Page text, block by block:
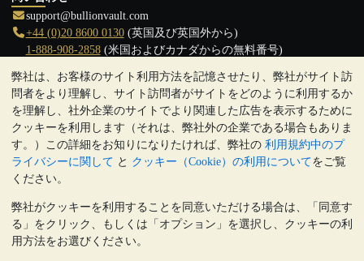
弊社は、お客様のサイト利用方法を記憶させたり、弊社がサイト訪
問者をより理解し、サイト訪問者がサイトをどのように利用するか
を理解し、社外企業のサイトでより関連した広告を表示するために
クッキーを利用します（それは、弊社外の企業である場合もありま
す。）この詳細をお知りになりたければ、弊社の 利用規約中のプ
ライバシーに関して と クッキー（Cookie）の利用についてをご覧
ください。
弊社がクッキーを利用することを同意いただける場合は、「同意す
る」をクリック、もしくは「オプション」を選択し、クッキーの利
用方法をお選びください。
support@bullionvault.com
+44 (0)20 8600 0130(英国及び英国外から)
1-888-908-2858(米国およびカナダからの無料番号)
クリックして通話を開始
営業時間:
9:00～20:30 (英国), 月曜日から金曜日
17:00～2:30（日本時間）, 月曜日から金曜日
Galmarley Ltd T/A BullionVault
3 Shortlands (7th Floor)
London
W6 8DA
United Kingdom